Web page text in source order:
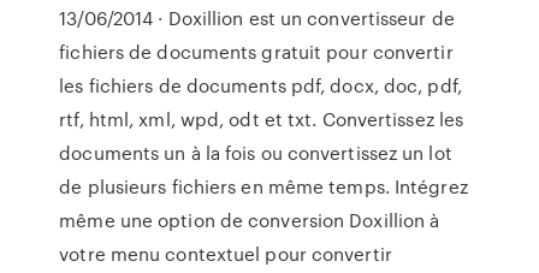
13/06/2014 · Doxillion est un convertisseur de
fichiers de documents gratuit pour convertir
les fichiers de documents pdf, docx, doc, pdf,
rtf, html, xml, wpd, odt et txt. Convertissez les
documents un à la fois ou convertissez un lot
de plusieurs fichiers en même temps. Intégrez
même une option de conversion Doxillion à
votre menu contextuel pour convertir